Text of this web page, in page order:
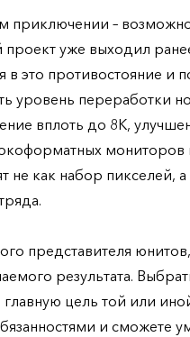
приключении –
проект уже выходил
это противостояние и
уровень переработки
вплоть до 8К,
мониторов
не как набор пикселей, а
представителя
результата.
цель той или
и сможете